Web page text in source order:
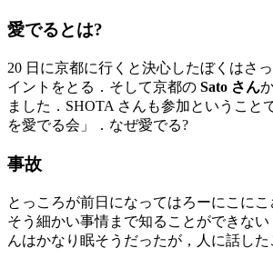
愛でるとは?
20 日に京都に行くと決心したぼくはさ
イントをとる．そして京都の Sato さん
ました．SHOTA さんも参加というこ
を愛でる会」．なぜ愛でる?
事故
とっころが前日になってはろーにこに
そう細かい事情まで知ることができな
んはかなり眠そうだったが，人に話し